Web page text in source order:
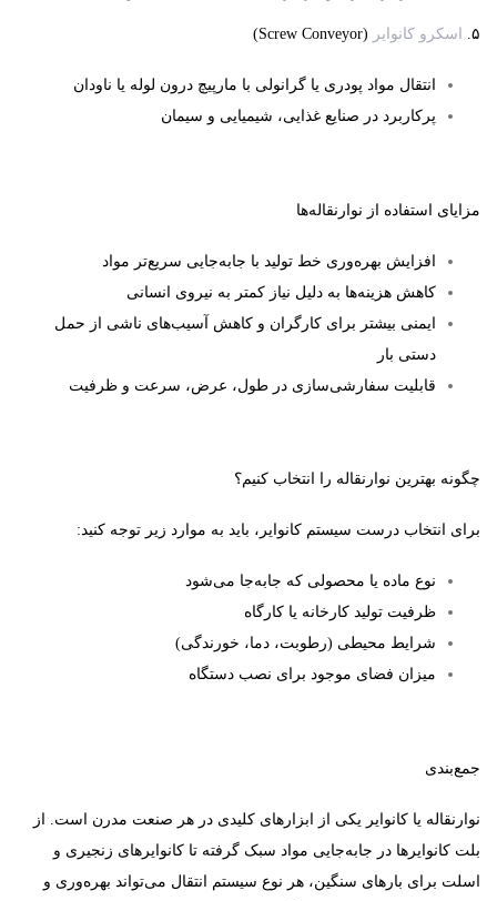
۵. اسکرو کانوایر (Screw Conveyor)
انتقال مواد پودری یا گرانولی با مارپیچ درون لوله یا ناودان
پرکاربرد در صنایع غذایی، شیمیایی و سیمان
مزایای استفاده از نوارنقاله‌ها
افزایش بهره‌وری خط تولید با جابه‌جایی سریع‌تر مواد
کاهش هزینه‌ها به دلیل نیاز کمتر به نیروی انسانی
ایمنی بیشتر برای کارگران و کاهش آسیب‌های ناشی از حمل
دستی بار
قابلیت سفارشی‌سازی در طول، عرض، سرعت و ظرفیت
چگونه بهترین نوارنقاله را انتخاب کنیم؟
برای انتخاب درست سیستم کانوایر، باید به موارد زیر توجه کنید:
نوع ماده یا محصولی که جابه‌جا می‌شود
ظرفیت تولید کارخانه یا کارگاه
شرایط محیطی (رطوبت، دما، خورندگی)
میزان فضای موجود برای نصب دستگاه
جمع‌بندی
نوارنقاله یا کانوایر یکی از ابزارهای کلیدی در هر صنعت مدرن است. از
بلت کانوایرها در جابه‌جایی مواد سبک گرفته تا کانوایرهای زنجیری و
اسلت برای بارهای سنگین، هر نوع سیستم انتقال می‌تواند بهره‌وری و